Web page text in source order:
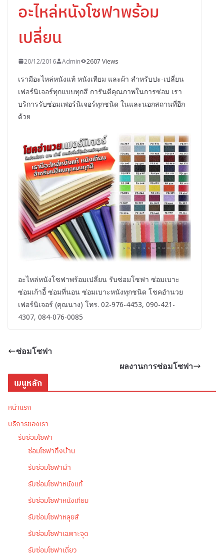
อะไหล่หนังโซฟาพร้อม
เปลี่ยน
20/12/2016 Admin 2607 Views
เรามีอะไหล่หนังแท้ หนังเทียม และผ้า สำหรับปะ-เปลี่ยน
เฟอร์นิเจอร์ทุกแบบทุกสี การันตีคุณภาพในการซ่อม เรา
บริการรับซ่อมเฟอร์นิเจอร์ทุกชนิด ในและนอกสถานที่อีก
ด้วย
อะไหล่หนังโซฟาพร้อมเปลี่ยน รับซ่อมโซฟา ซ่อมเบาะ
ซ่อมเก้าอี้ ซ่อมที่นอน ซ่อมเบาะหนังทุกชนิด โชคอำนวย
เฟอร์นิเจอร์ (คุณนาง) โทร. 02-976-4453, 090-421-
4307, 084-076-0085
ซ่อมโซฟา
ผลงานการซ่อมโซฟา
เมนูหลัก
หน้าแรก
บริการของเรา
รับซ่อมโซฟา
ซ่อมโซฟาถึงบ้าน
รับซ่อมโซฟาผ้า
รับซ่อมโซฟาหนังแท้
รับซ่อมโซฟาหนังเทียม
รับซ่อมโซฟาหลุยส์
รับซ่อมโซฟาเฉพาะจุด
รับซ่อมโซฟาเดี่ยว